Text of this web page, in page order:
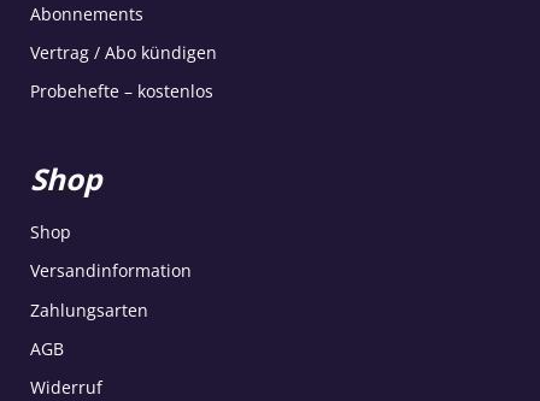
Abonnements
Vertrag / Abo kündigen
Probehefte – kostenlos
Shop
Shop
Versandinformation
Zahlungsarten
AGB
Widerruf